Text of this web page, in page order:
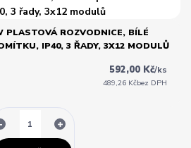
PLASTOVÁ ROZVODNICE, BÍLÉ
IP40, 3 ŘADY, 3X12 MODULŮ
592,00 Kč/ks
489,26 Kčbez DPH